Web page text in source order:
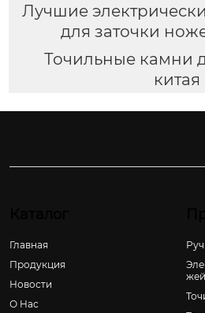
Лучшие
для заточки
Точильные камни
китая
Главная
Продукция
Новости
О Hас
жей